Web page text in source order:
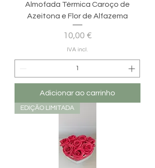
Almofada Térmica Caroço de
Azeitona e Flor de Alfazema
Preço
10,00 €
IVA incl.
Adicionar ao carrinho
EDIÇÃO LIMITADA